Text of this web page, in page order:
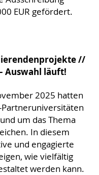
EUR gefördert.
//
Auswahl läuft!
2025 hatten
Partneruniversitäten
um das Thema
In diesem
und engagierte
wie vielfältig
werden kann.